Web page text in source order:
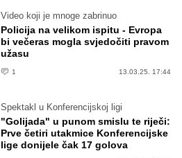
Video koji je mnoge zabrinuo
Policija na velikom ispitu - Evropa
bi večeras mogla svjedočiti pravom
užasu
1 13.03.25. 17:44
Spektakl u Konferencijskoj ligi
"Golijada" u punom smislu te riječi:
Prve četiri utakmice Konferencijske
lige donijele čak 17 golova